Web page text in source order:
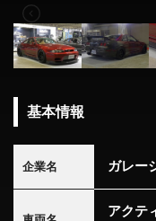
基本情報
企業名 ガレー
アク